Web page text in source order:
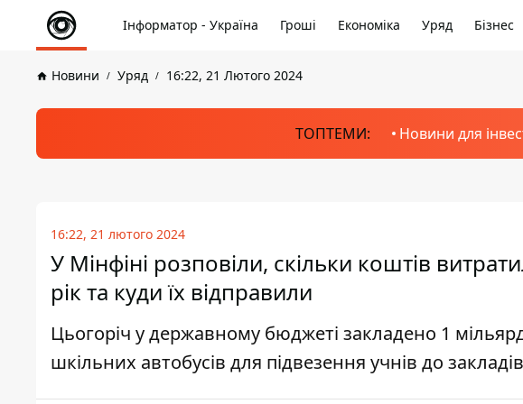
Інформатор - Україна Гроші Економіка Уряд Бізнес
Новини Уряд 16:22, 21 Лютого 2024
ТОПТЕМИ: Новини для
16:22, 21 лютого 2024
У Мінфіні розповіли, скільки коштів
рік та куди їх відправили
Цьогоріч у державному бюджеті закладено 1
шкільних автобусів для підвезення учнів до